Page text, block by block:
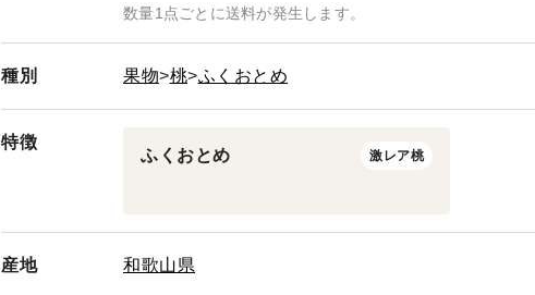
数量1点ごとに送料が発生します。
種別 果物 桃 ふくおとめ
特徴
ふくおとめ 激レア桃
産地 和歌山県